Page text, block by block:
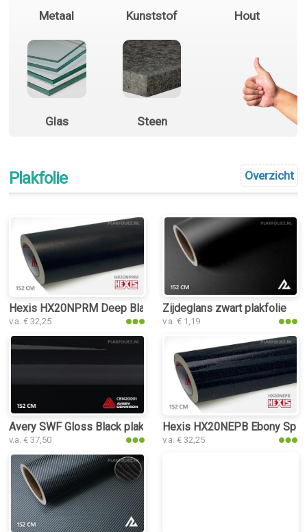
Metaal Kunststof Hout
Glas Steen
Overzicht
Plakfolie
Hexis HX20NPRM Deep Black Matt plakfolie
v.a. € 32,25
Zijdeglans zwart plakfolie
v.a. € 1,19
Avery SWF Gloss Black plakfolie
v.a. € 37,50
Hexis HX20NEPB Ebony
v.a. € 32,25